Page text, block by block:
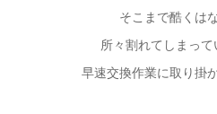
そこまで酷くは
所々割れてしまって
早速交換作業に取り掛